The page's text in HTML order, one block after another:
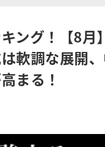
ング！【8月
軟調な展開
まる！